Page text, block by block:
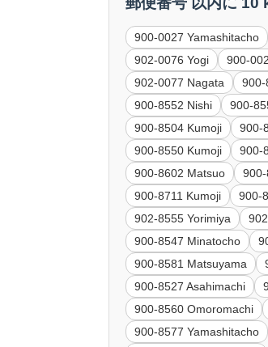
900-0027 Yamashitacho
902-0076 Yogi
900-
902-0077 Nagata
900-
900-8552 Nishi
900-
900-8504 Kumoji
900-
900-8550 Kumoji
900-
900-8602 Matsuo
900-8711 Kumoji
900-
902-8555 Yorimiya
900-8547 Minatocho
900-8581 Matsuyama
900-8527 Asahimachi
900-8560 Omoromachi
900-8577 Yamashitacho